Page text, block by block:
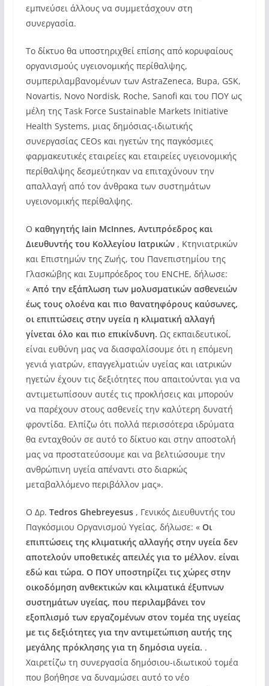
εμπνεύσει άλλους να συμμετάσχουν στη
συνεργασία.
Το δίκτυο θα υποστηριχθεί επίσης από κορυφαίους
οργανισμούς υγειονομικής περίθαλψης,
συμπεριλαμβανομένων των AstraZeneca, Bupa, GSK,
Novartis, Novo Nordisk, Roche, Sanofi και του ΠΟΥ ως
μέλη της Task Force Sustainable Markets Initiative
Health Systems, μιας δημόσιας-ιδιωτικής
συνεργασίας CEOs και ηγετών της παγκόσμιες
φαρμακευτικές εταιρείες και εταιρείες υγειονομικής
περίθαλψης δεσμεύτηκαν να επιταχύνουν την
απαλλαγή από τον άνθρακα των συστημάτων
υγειονομικής περίθαλψης.
Ο καθηγητής Iain McInnes, Αντιπρόεδρος και
Διευθυντής του Κολλεγίου Ιατρικών, Κτηνιατρικών
και Επιστημών της Ζωής, του Πανεπιστημίου της
Γλασκώβης και Συμπρόεδρος του ENCHE, δήλωσε:
« Από την εξάπλωση των μολυσματικών ασθενειών
έως τους ολοένα και πιο θανατηφόρους καύσωνες,
οι επιπτώσεις στην υγεία η κλιματική αλλαγή
γίνεται όλο και πιο επικίνδυνη. Ως εκπαιδευτικοί,
είναι ευθύνη μας να διασφαλίσουμε ότι η επόμενη
γενιά γιατρών, επαγγελματιών υγείας και ιατρικών
ηγετών έχουν τις δεξιότητες που απαιτούνται για να
αντιμετωπίσουν αυτές τις προκλήσεις και μπορούν
να παρέχουν στους ασθενείς την καλύτερη δυνατή
φροντίδα. Ελπίζω ότι πολλά περισσότερα ιδρύματα
θα ενταχθούν σε αυτό το δίκτυο και στην αποστολή
μας να προστατεύσουμε και να βελτιώσουμε την
ανθρώπινη υγεία απέναντι στο διαρκώς
μεταβαλλόμενο περιβάλλον μας».
Ο Δρ. Tedros Ghebreyesus, Γενικός Διευθυντής του
Παγκόσμιου Οργανισμού Υγείας, δήλωσε: « Οι
επιπτώσεις της κλιματικής αλλαγής στην υγεία δεν
αποτελούν υποθετικές απειλές για το μέλλον. είναι
εδώ και τώρα. Ο ΠΟΥ υποστηρίζει τις χώρες στην
οικοδόμηση ανθεκτικών και κλιματικά έξυπνων
συστημάτων υγείας, που περιλαμβάνει τον
εξοπλισμό των εργαζομένων στον τομέα της υγείας
με τις δεξιότητες για την αντιμετώπιση αυτής της
μεγάλης πρόκλησης για τη δημόσια υγεία. .
Χαιρετίζω τη συνεργασία δημόσιου-ιδιωτικού τομέα
που βοήθησε να δυναμώσει αυτό το νέο